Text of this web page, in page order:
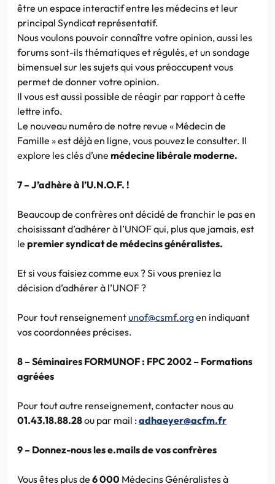
être un espace interactif entre les médecins et leur
principal Syndicat représentatif.
Nous voulons pouvoir connaître votre opinion, aussi les
forums sont-ils thématiques et régulés, et un sondage
bimensuel sur les sujets qui vous préoccupent vous
permet de donner votre opinion.
Il vous est aussi possible de réagir par rapport à cette
lettre info.
Le nouveau numéro de notre revue « Médecin de
Famille » est déjà en ligne, vous pouvez le consulter. Il
explore les clés d’une médecine libérale moderne.
7 – J’adhère à l’U.N.O.F. !
Beaucoup de confrères ont décidé de franchir le pas en
choisissant d’adhérer à l’UNOF qui, plus que jamais, est
le premier syndicat de médecins généralistes.
Et si vous faisiez comme eux ? Si vous preniez la
décision d’adhérer à l’UNOF ?
Pour tout renseignementunof@csmf.orgen indiquant
vos coordonnées précises.
8 – Séminaires FORMUNOF : FPC 2002 – Formations
agréées
Pour tout autre renseignement, contacter nous au
01.43.18.88.28ou par mail :adhaeyer@acfm.fr
9 – Donnez-nous les e.mails de vos confrères
Vous êtes plus de 6 000 Médecins Généralistes à